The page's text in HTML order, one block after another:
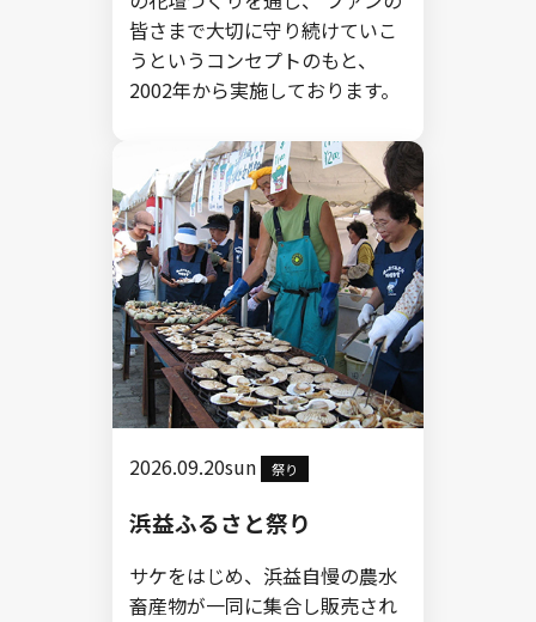
皆さまで大切に守り続けていこ
うというコンセプトのもと、
2002年から実施しております。
2026.09.20sun 祭り
浜益ふるさと祭り
サケをはじめ、浜益自慢の農水
畜産物が一同に集合し販売され